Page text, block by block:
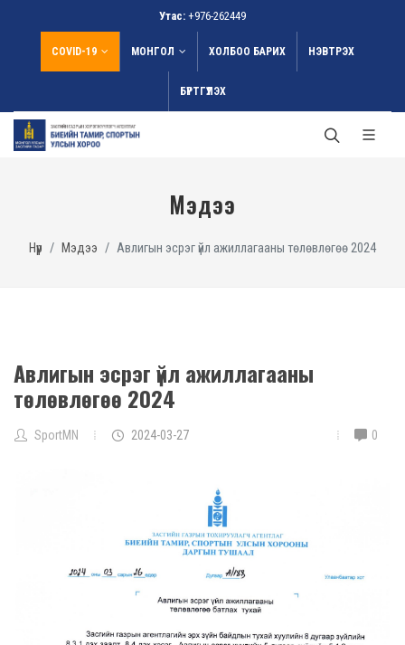
Утас: +976-262449
COVID-19 МОНГОЛ ХОЛБОО БАРИХ НЭВТРЭХ
БҮРТГҮҮЛЭХ
Мэдээ
Нүүр Мэдээ Авлигын эсрэг үйл ажиллагааны төлөвлөгөө 2024
Авлигын эсрэг үйл ажиллагааны
төлөвлөгөө 2024
SportMN 2024-03-27 0